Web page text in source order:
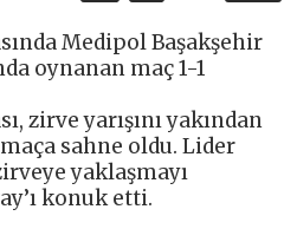
Medipol Başakşehir
oynanan maç 1-1
zirve yarışını yakından
sahne oldu. Lider
yaklaşmayı
konuk etti.